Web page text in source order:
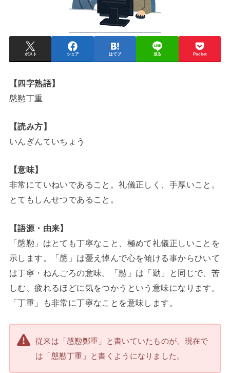
ポスト シェア はてブ 送る Pocket
【四字熟語】
慇懃丁重
【読み方】
いんぎんていちょう
【意味】
非常にていねいであること。礼儀正しく、手厚いこと。
とてもしんせつであること。
【語源・由来】
「慇懃」はとても丁寧なこと、極めて礼儀正しいことを
示します。「慇」は憂え悼んで心を傾ける事からひいて
は丁寧・ねんごろの意味。「懃」は「勤」と同じで、苦
しむ、疲れるほどに気をつかうという意味になります。
「丁重」も非常に丁寧なことを意味します。
従来は「慇懃鄭重」と書いていたものが、現在で
は「慇懃丁重」と書くようになりました。